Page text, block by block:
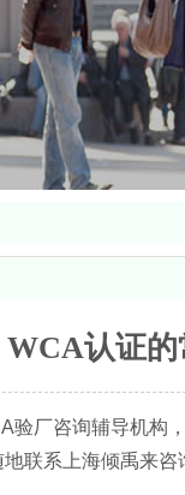
认证的
验厂咨询辅导机构
联系上海倾禹来咨